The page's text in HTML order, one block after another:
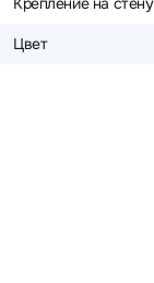
Цвет